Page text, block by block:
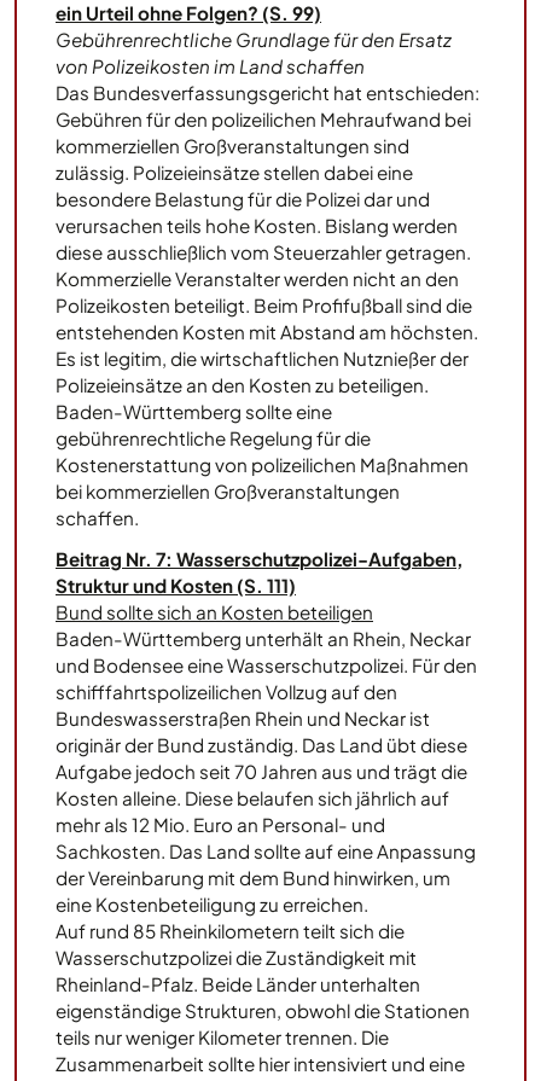
ein Urteil ohne Folgen? (S. 99)
Gebührenrechtliche Grundlage für den Ersatz
von Polizeikosten im Land schaffen
Das Bundesverfassungsgericht hat entschieden:
Gebühren für den polizeilichen Mehraufwand bei
kommerziellen Großveranstaltungen sind
zulässig. Polizeieinsätze stellen dabei eine
besondere Belastung für die Polizei dar und
verursachen teils hohe Kosten. Bislang werden
diese ausschließlich vom Steuerzahler getragen.
Kommerzielle Veranstalter werden nicht an den
Polizeikosten beteiligt. Beim Profifußball sind die
entstehenden Kosten mit Abstand am höchsten.
Es ist legitim, die wirtschaftlichen Nutznießer der
Polizeieinsätze an den Kosten zu beteiligen.
Baden-Württemberg sollte eine
gebührenrechtliche Regelung für die
Kostenerstattung von polizeilichen Maßnahmen
bei kommerziellen Großveranstaltungen
schaffen.
Beitrag Nr. 7: Wasserschutzpolizei-Aufgaben,
Struktur und Kosten (S. 111)
Bund sollte sich an Kosten beteiligen
Baden-Württemberg unterhält an Rhein, Neckar
und Bodensee eine Wasserschutzpolizei. Für den
schifffahrtspolizeilichen Vollzug auf den
Bundeswasserstraßen Rhein und Neckar ist
originär der Bund zuständig. Das Land übt diese
Aufgabe jedoch seit 70 Jahren aus und trägt die
Kosten alleine. Diese belaufen sich jährlich auf
mehr als 12 Mio. Euro an Personal- und
Sachkosten. Das Land sollte auf eine Anpassung
der Vereinbarung mit dem Bund hinwirken, um
eine Kostenbeteiligung zu erreichen.
Auf rund 85 Rheinkilometern teilt sich die
Wasserschutzpolizei die Zuständigkeit mit
Rheinland-Pfalz. Beide Länder unterhalten
eigenständige Strukturen, obwohl die Stationen
teils nur weniger Kilometer trennen. Die
Zusammenarbeit sollte hier intensiviert und eine